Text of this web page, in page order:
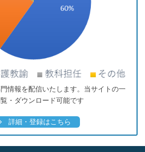
情報を配信いたします。当サイトの一
・ダウンロード可能です
詳細・登録はこちら